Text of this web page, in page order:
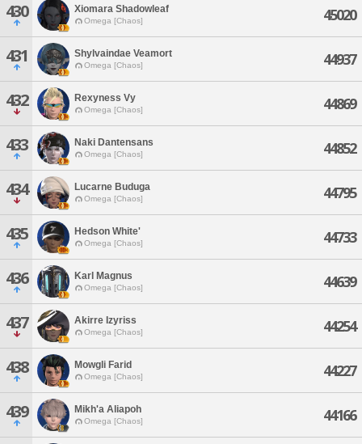
430 Xiomara Shadowleaf
Omega [Chaos] 45020
431 Shylvaindae Veamort
Omega [Chaos] 44937
432 Rexyness Vy
Omega [Chaos] 44869
433 Naki Dantensans
Omega [Chaos] 44852
434 Lucarne Buduga
Omega [Chaos] 44795
435 Hedson White'
Omega [Chaos] 44733
436 Karl Magnus
Omega [Chaos] 44639
437 Akirre Izyriss
Omega [Chaos] 44254
438 Mowgli Farid
Omega [Chaos] 44227
439 Mikh'a Aliapoh
Omega [Chaos] 44166